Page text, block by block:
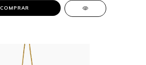
COMPRAR